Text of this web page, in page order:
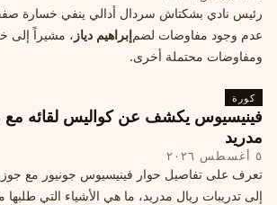
رئيس نادي بشكتاش سردال أدالي ينفي خسارة
عدم وجود مفاوضات لضمإبراهيم دياز ، مشيراً إلى
ومفاوضات محتملة أخرى.
كورة
فينيسيوس يكشف عن كواليس لقائه مع
مدريد
٥ أغسطس ٢٠٢٦
تعرف على تفاصيل حوار فينيسيوس جونيور مع
إلى تدريبات ريال مدريد، ما هي الأشياء التي طلبها